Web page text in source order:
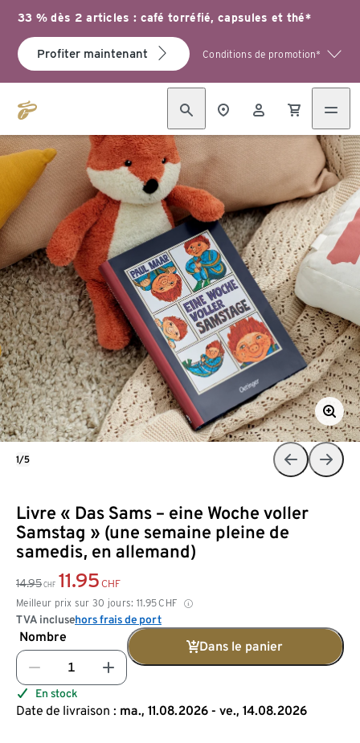
33 % dès 2 articles : café torréfié, capsules et thé*
Profiter maintenant Conditions de promotion*
Livre « Das Sams – eine Woche voller
Samstag » (une semaine pleine de
samedis, en allemand)
14.95 CHF 11.95 CHF
Meilleur prix sur 30 jours: 11.95CHF
TVA inclusehors frais de port
Nombre
Dans le panier
En stock
Date de livraison : ma., 11.08.2026 - ve., 14.08.2026
1/5